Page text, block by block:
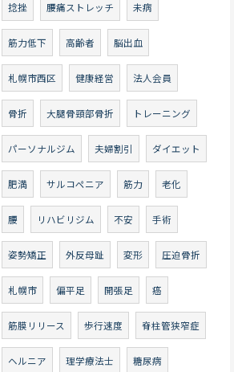
捻挫 腰痛ストレッチ 未病
筋力低下 高齢者 脳出血
札幌市西区 健康経営 法人会員
骨折 大腿骨頸部骨折 トレーニング
パーソナルジム 夫婦割引 ダイエット
肥満 サルコペニア 筋力 老化
腰 リハビリジム 不安 手術
姿勢矯正 外反母趾 変形 圧迫骨折
札幌市 偏平足 開張足 癌
筋膜リリース 歩行速度 脊柱管狭窄症
ヘルニア 理学療法士 糖尿病